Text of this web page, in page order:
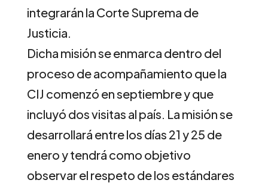
integrarán la Corte Suprema de
Justicia.
Dicha misión se enmarca dentro del
proceso de acompañamiento que la
CIJ comenzó en septiembre y que
incluyó dos visitas al país. La misión se
desarrollará entre los días 21 y 25 de
enero y tendrá como objetivo
observar el respeto de los estándares